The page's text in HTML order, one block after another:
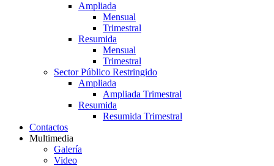
Ampliada
Mensual
Trimestral
Resumida
Mensual
Trimestral
Sector Público Restringido
Ampliada
Ampliada Trimestral
Resumida
Resumida Trimestral
Contactos
Multimedia
Galería
Video